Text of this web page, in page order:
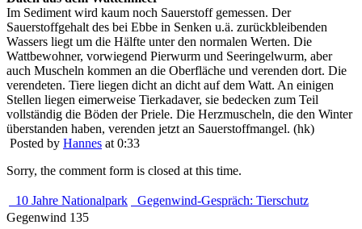
Im Sediment wird kaum noch Sauerstoff gemessen. Der
Sauerstoffgehalt des bei Ebbe in Senken u.ä. zurückbleibenden
Wassers liegt um die Hälfte unter den normalen Werten. Die
Wattbewohner, vorwiegend Pierwurm und Seeringelwurm, aber
auch Muscheln kommen an die Oberfläche und verenden dort. Die
verendeten. Tiere liegen dicht an dicht auf dem Watt. An einigen
Stellen liegen eimerweise Tierkadaver, sie bedecken zum Teil
vollständig die Böden der Priele. Die Herzmuscheln, die den Winter
überstanden haben, verenden jetzt an Sauerstoffmangel. (hk)
Posted by Hannes at 0:33
Sorry, the comment form is closed at this time.
10 Jahre Nationalpark
Gegenwind-Gespräch: Tierschutz
Gegenwind 135